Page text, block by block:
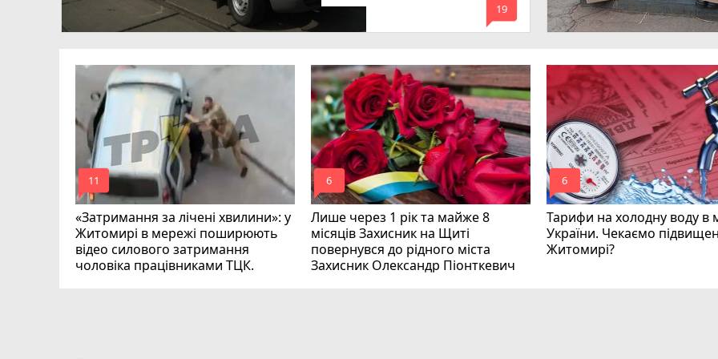
винних
mode_comment
19
«Затримання за лічені хвилини»: у
Житомирі в мережі поширюють
відео силового затримання
чоловіка працівниками ТЦК.
mode_comment
11
Лише через 1 рік та майже 8
місяців Захисник на Щиті
повернувся до рідного міста
Захисник Олександр Піонткевич
mode_comment
6
Тарифи на холодну воду в
України. Чекаємо
Житомирі?
mode_comment
6